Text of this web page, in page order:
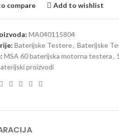
compare Add to wishlist
MA040115804
Baterijske Testere, Baterijske
MSA 60 baterijska motorna testera,
proizvodi